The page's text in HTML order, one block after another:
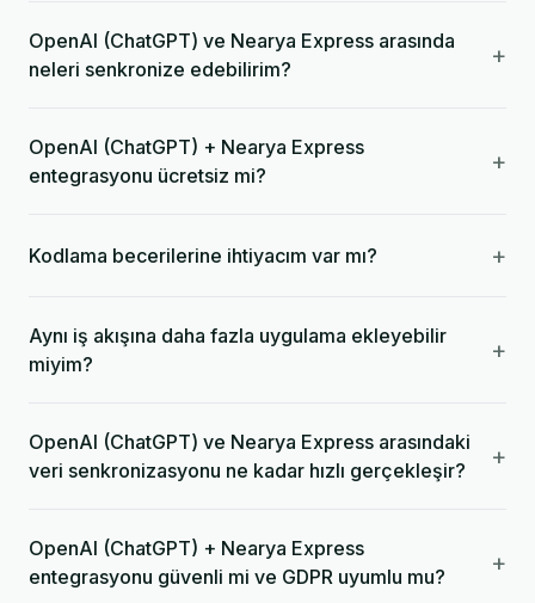
OpenAI (ChatGPT) ve Nearya Express arasında
neleri senkronize edebilirim?
+
OpenAI (ChatGPT) + Nearya Express
entegrasyonu ücretsiz mi?
+
Kodlama becerilerine ihtiyacım var mı? +
Aynı iş akışına daha fazla uygulama ekleyebilir
miyim?
+
OpenAI (ChatGPT) ve Nearya Express arasındaki
veri senkronizasyonu ne kadar hızlı gerçekleşir?
+
OpenAI (ChatGPT) + Nearya Express
entegrasyonu güvenli mi ve GDPR uyumlu mu?
+